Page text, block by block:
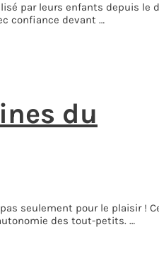
par leurs enfants depuis le
confiance devant …
du
seulement pour le plaisir !
des tout-petits. …